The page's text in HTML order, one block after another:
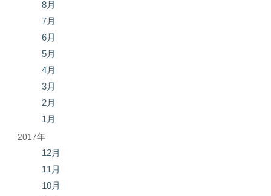
8月
7月
6月
5月
4月
3月
2月
1月
2017年
12月
11月
10月